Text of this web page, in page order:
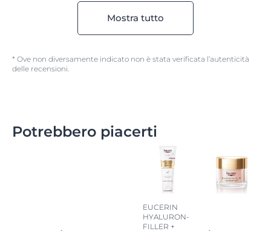
Mostra tutto
* Ove non diversamente indicato non è stata verificata l’autenticità
delle recensioni.
Potrebbero piacerti
EUCERIN
HYALURON-
FILLER +